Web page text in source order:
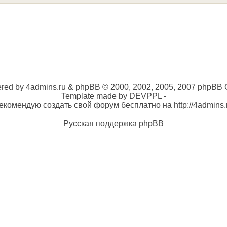
by 4admins.ru & phpBB © 2000, 2002, 2005, 2007 phpBB
Template made by DEVPPL -
создать свой форум бесплатно на http://
Русская поддержка phpBB